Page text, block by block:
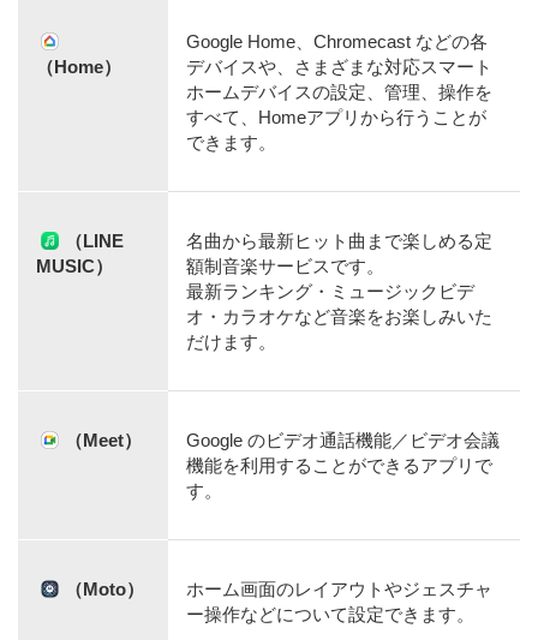
（Home）
Google Home、Chromecast などの各
デバイスや、さまざまな対応スマート
ホームデバイスの設定、管理、操作を
すべて、Homeアプリから行うことが
できます。
（LINE
MUSIC）
名曲から最新ヒット曲まで楽しめる定
額制音楽サービスです。
最新ランキング・ミュージックビデ
オ・カラオケなど音楽をお楽しみいた
だけます。
（Meet）
Google のビデオ通話機能／ビデオ会議
機能を利用することができるアプリで
す。
（Moto）
ホーム画面のレイアウトやジェスチャ
ー操作などについて設定できます。